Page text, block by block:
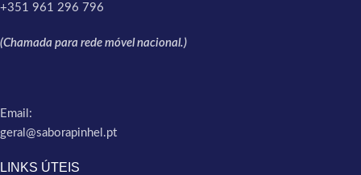
+351 961 296 796
(Chamada para rede móvel nacional.)
Email:
geral@saborapinhel.pt
LINKS ÚTEIS